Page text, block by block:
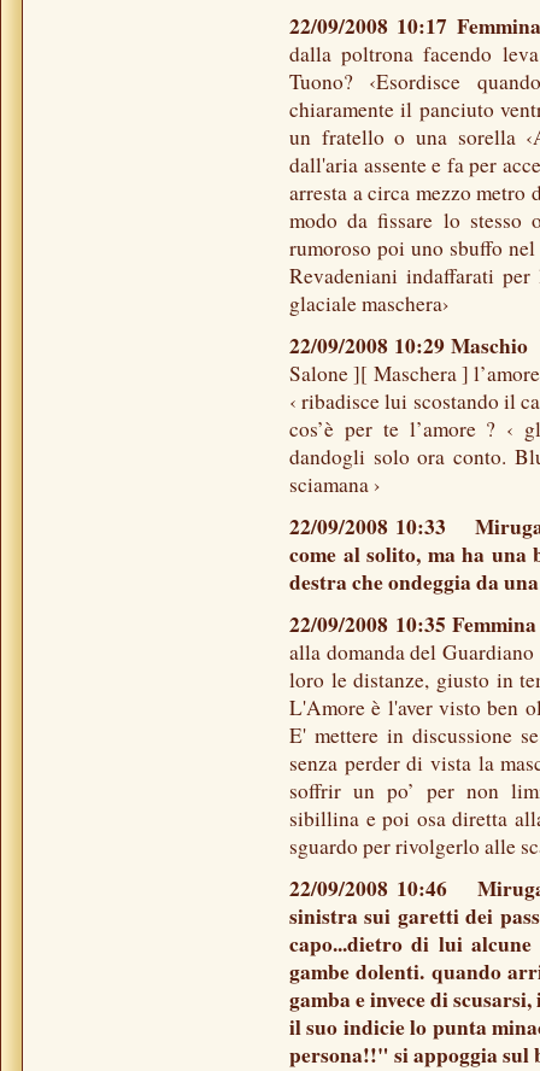
22/09/2008 10:17
dalla poltrona facendo
Tuono? ‹Esordisce
chiaramente il panciuto
un fratello o una sorella
dall'aria assente e fa per
arresta a circa mezzo
modo da fissare lo stesso
rumoroso poi uno sbuffo
Revadeniani indaffarati
glaciale maschera›
22/09/2008 10:29
Salone ][ Maschera ]
‹ ribadisce lui scostando il
cos’è per te l’amore ? ‹
dandogli solo ora conto.
sciamana ›
22/09/2008 10:33
come al solito, ma ha una
destra che ondeggia da
22/09/2008 10:35
alla domanda del
loro le distanze, giusto in
L'Amore è l'aver visto ben
E' mettere in discussione
senza perder di vista la
soffrir un po’ per non
sibillina e poi osa diretta
sguardo per rivolgerlo alle
22/09/2008 10:46
sinistra sui garetti dei
capo...dietro di lui alcune
gambe dolenti. quando
gamba e invece di
il suo indicie lo punta
persona!!" si appoggia